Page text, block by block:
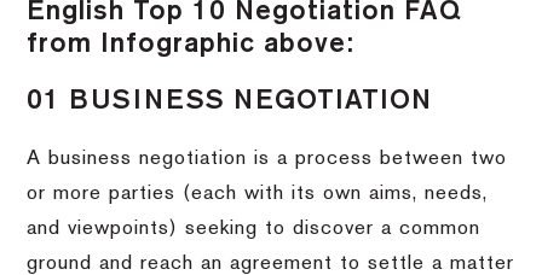
English Top 10 Negotiation FAQ
from Infographic above:
01 BUSINESS NEGOTIATION
A business negotiation is a process between two
or more parties (each with its own aims, needs,
and viewpoints) seeking to discover a common
ground and reach an agreement to settle a matter